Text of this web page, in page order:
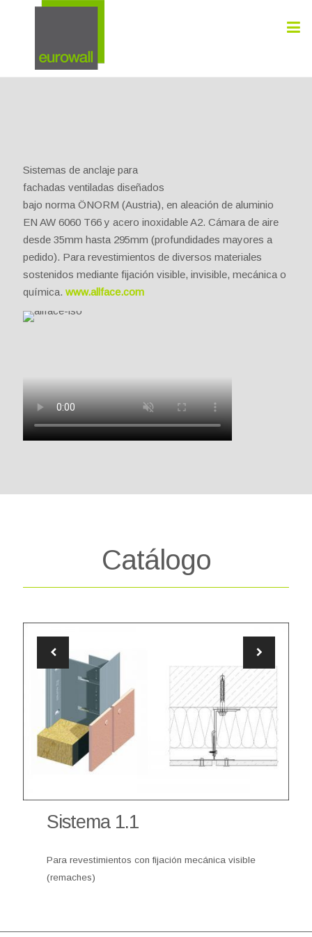
Sistemas de anclaje para
fachadas ventiladas diseñados
bajo norma ÖNORM (Austria), en aleación de aluminio
EN AW 6060 T66 y acero inoxidable A2. Cámara de aire
desde 35mm hasta 295mm (profundidades mayores a
pedido). Para revestimientos de diversos materiales
sostenidos mediante fijación visible, invisible, mecánica o
química. www.allface.com
Catálogo
Sistema 1.1
Para revestimientos con fijación mecánica visible
(remaches)